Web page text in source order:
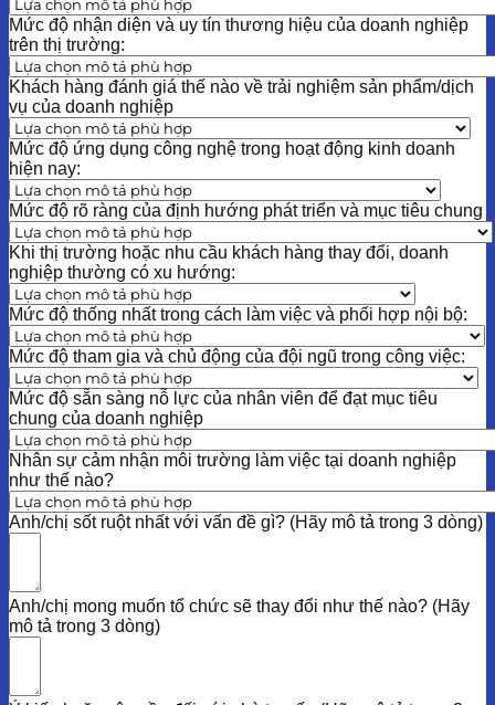
Mức độ nhận diện và uy tín thương hiệu của doanh nghiệp
trên thị trường:
Khách hàng đánh giá thế nào về trải nghiệm sản phẩm/dịch
vụ của doanh nghiệp
Mức độ ứng dụng công nghệ trong hoạt động kinh doanh
hiện nay:
Mức độ rõ ràng của định hướng phát triển và mục tiêu chung
Khi thị trường hoặc nhu cầu khách hàng thay đổi, doanh
nghiệp thường có xu hướng:
Mức độ thống nhất trong cách làm việc và phối hợp nội bộ:
Mức độ tham gia và chủ động của đội ngũ trong công việc:
Mức độ sẵn sàng nỗ lực của nhân viên để đạt mục tiêu
chung của doanh nghiệp
Nhân sự cảm nhận môi trường làm việc tại doanh nghiệp
như thế nào?
Anh/chị sốt ruột nhất với vấn đề gì? (Hãy mô tả trong 3 dòng)
Anh/chị mong muốn tổ chức sẽ thay đổi như thế nào? (Hãy
mô tả trong 3 dòng)